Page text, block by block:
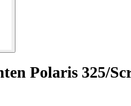
Polaris 325/